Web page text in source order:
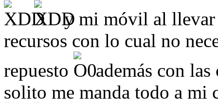
y mi móvil al llevar
recursos con lo cual no
repuesto
además con las
solito me manda todo a mi